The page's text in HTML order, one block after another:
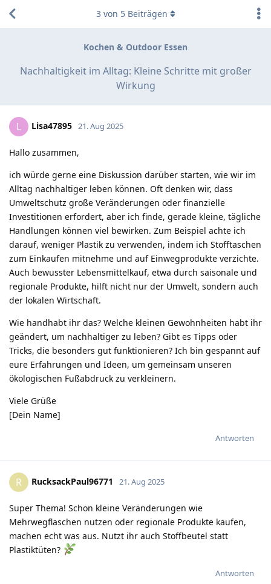
Kochen & Outdoor Essen
Nachhaltigkeit im Alltag: Kleine Schritte mit großer
Wirkung
3 von 5Beiträgen
L Lisa47895 21. Aug 2025
Hallo zusammen,
ich würde gerne eine Diskussion darüber starten, wie wir im
Alltag nachhaltiger leben können. Oft denken wir, dass
Umweltschutz große Veränderungen oder finanzielle
Investitionen erfordert, aber ich finde, gerade kleine, tägliche
Handlungen können viel bewirken. Zum Beispiel achte ich
darauf, weniger Plastik zu verwenden, indem ich Stofftaschen
zum Einkaufen mitnehme und auf Einwegprodukte verzichte.
Auch bewusster Lebensmittelkauf, etwa durch saisonale und
regionale Produkte, hilft nicht nur der Umwelt, sondern auch
der lokalen Wirtschaft.
Wie handhabt ihr das? Welche kleinen Gewohnheiten habt ihr
geändert, um nachhaltiger zu leben? Gibt es Tipps oder
Tricks, die besonders gut funktionieren? Ich bin gespannt auf
eure Erfahrungen und Ideen, um gemeinsam unseren
ökologischen Fußabdruck zu verkleinern.
Viele Grüße
[Dein Name]
Antworten
R RucksackPaul96771 21. Aug 2025
Super Thema! Schon kleine Veränderungen wie
Mehrwegflaschen nutzen oder regionale Produkte kaufen,
machen echt was aus. Nutzt ihr auch Stoffbeutel statt
Plastiktüten?
Antworten